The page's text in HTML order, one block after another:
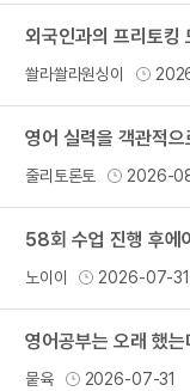
외국인과의 프리토킹
쏼라쏼라원싱이
영어 실력을 객관적
줄리토론토 2026-
58회 수업 진행 후에
노이이 2026-07-31
뭍육 2026-07-31